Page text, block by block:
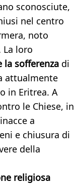
sconosciute,
nel centro
noto
La loro
la sofferenza di
attualmente
in Eritrea. A
le Chiese, in
a
e chiusura di
della
religiosa